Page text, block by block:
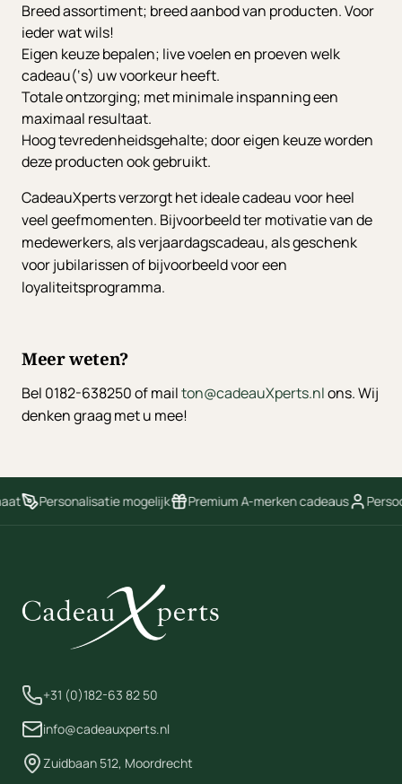
Breed assortiment; breed aanbod van producten. Voor
ieder wat wils!
Eigen keuze bepalen; live voelen en proeven welk
cadeau(‘s) uw voorkeur heeft.
Totale ontzorging; met minimale inspanning een
maximaal resultaat.
Hoog tevredenheidsgehalte; door eigen keuze worden
deze producten ook gebruikt.
CadeauXperts verzorgt het ideale cadeau voor heel
veel geefmomenten. Bijvoorbeeld ter motivatie van de
medewerkers, als verjaardagscadeau, als geschenk
voor jubilarissen of bijvoorbeeld voor een
loyaliteitsprogramma.
Meer weten?
Bel 0182-638250 of mailton@cadeauXperts.nlons. Wij
denken graag met u mee!
Personalisatie mogelijk Premium A-merken cadeaus
+31 (0)182-63 82 50
info@cadeauxperts.nl
Zuidbaan 512, Moordrecht